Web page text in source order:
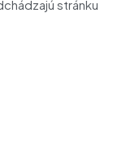
stránku